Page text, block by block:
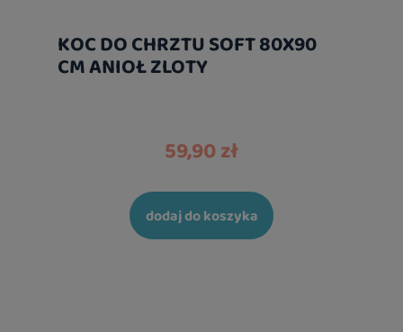
KOC DO CHRZTU SOFT 80X90
CM ANIOŁ ZLOTY
59,90 zł
dodaj do koszyka